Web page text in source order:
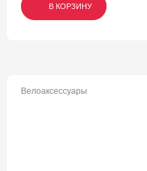
В КОРЗИНУ
В КОРЗИНУ
В КОРЗИНУ
Велоаксессуары